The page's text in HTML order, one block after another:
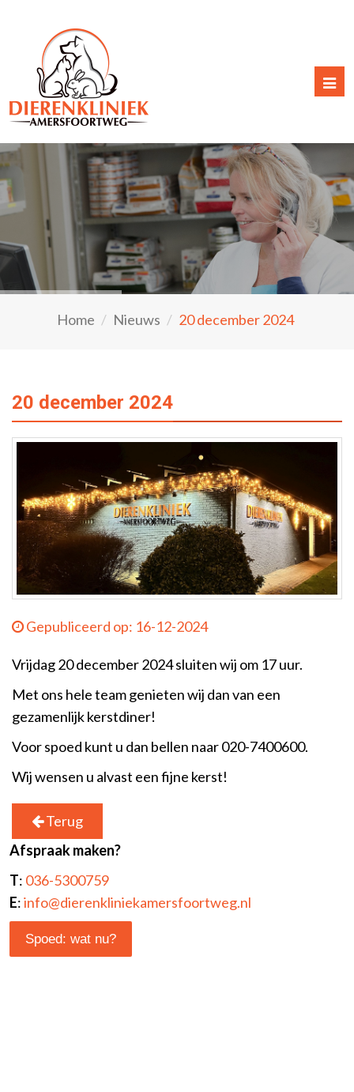
Home Nieuws 20 december 2024
20 december 2024
Gepubliceerd op: 16-12-2024
Vrijdag 20 december 2024 sluiten wij om 17 uur.
Met ons hele team genieten wij dan van een
gezamenlijk kerstdiner!
Voor spoed kunt u dan bellen naar 020-7400600.
Wij wensen u alvast een fijne kerst!
Terug
Afspraak maken?
T: 036-5300759
E:info@dierenkliniekamersfoortweg.nl
Spoed: wat nu?